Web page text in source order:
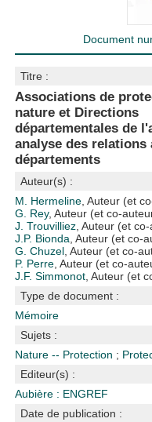
Document
Titre :
Associations de
nature et Directions
départementales de
analyse des relations
départements
Auteur(s) :
M. Hermeline , Auteur (et
G. Rey, Auteur (et co-
J. Trouvilliez , Auteur (et
J.P. Bionda , Auteur (et co-
G. Chuzel , Auteur (et co-
P. Perre , Auteur (et co-
J.F. Simmonot , Auteur (et
Type de document :
Mémoire
Sujets :
Nature -- Protection ;
Editeur(s) :
Aubière : ENGREF
Date de publication :